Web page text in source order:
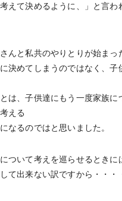
えて決めるように、」と言わ
んと私共のやりとりが始まっ
決めてしまうのではなく、子
は、子供達にもう一度家族に
える
なるのではと思いました。
ついて考えを巡らせるときに
て出来ない訳ですから・・・